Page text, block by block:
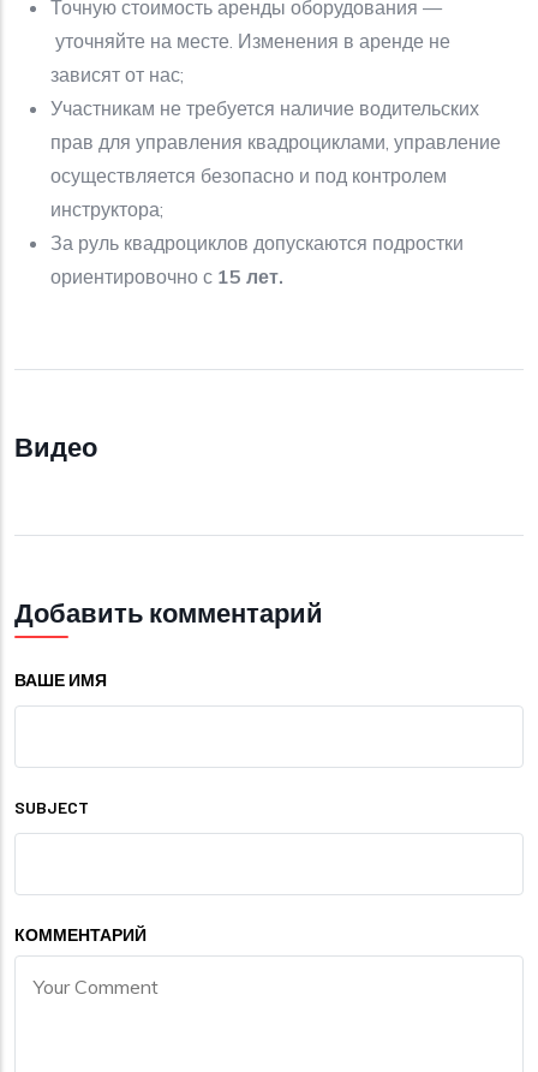
Точную стоимость аренды оборудования —
уточняйте на месте. Изменения в аренде не
зависят от нас;
Участникам не требуется наличие водительских
прав для управления квадроциклами, управление
осуществляется безопасно и под контролем
инструктора;
За руль квадроциклов допускаются подростки
ориентировочно с 15 лет.
Видео
Добавить комментарий
ВАШЕ ИМЯ
SUBJECT
КОММЕНТАРИЙ